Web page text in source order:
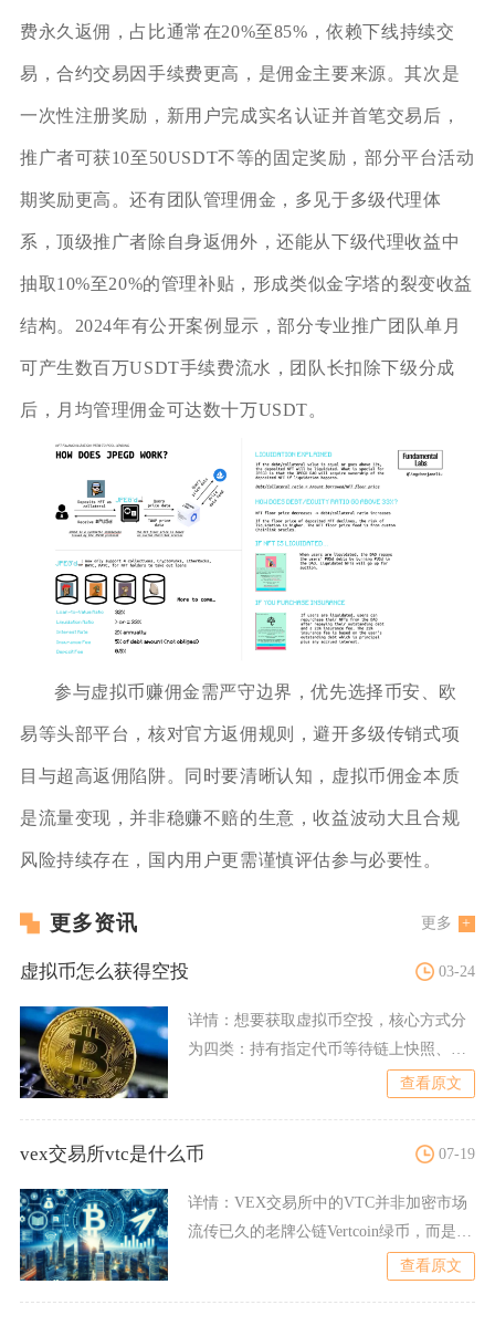
费永久返佣，占比通常在20%至85%，依赖下线持续交
易，合约交易因手续费更高，是佣金主要来源。其次是
一次性注册奖励，新用户完成实名认证并首笔交易后，
推广者可获10至50USDT不等的固定奖励，部分平台活动
期奖励更高。还有团队管理佣金，多见于多级代理体
系，顶级推广者除自身返佣外，还能从下级代理收益中
抽取10%至20%的管理补贴，形成类似金字塔的裂变收益
结构。2024年有公开案例显示，部分专业推广团队单月
可产生数百万USDT手续费流水，团队长扣除下级分成
后，月均管理佣金可达数十万USDT。
参与虚拟币赚佣金需严守边界，优先选择币安、欧
易等头部平台，核对官方返佣规则，避开多级传销式项
目与超高返佣陷阱。同时要清晰认知，虚拟币佣金本质
是流量变现，并非稳赚不赔的生意，收益波动大且合规
风险持续存在，国内用户更需谨慎评估参与必要性。
更多资讯 更多
虚拟币怎么获得空投 03-24
详情： 想要获取虚拟币空投，核心方式分
为四类：持有指定代币等待链上快照、参
查看原文
vex交易所vtc是什么币 07-19
详情： VEX交易所中的VTC并非加密市场
流传已久的老牌公链Vertcoin绿币，而是该
查看原文